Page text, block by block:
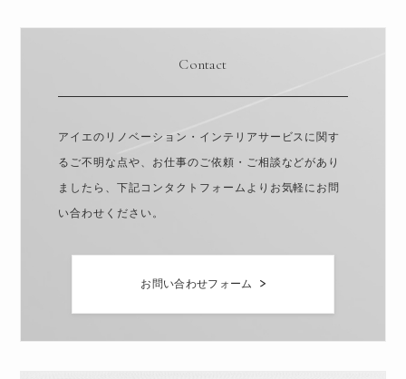
Contact
アイエのリノベーション・インテリアサービスに関す
るご不明な点や、お仕事のご依頼・ご相談などがあり
ましたら、下記コンタクトフォームよりお気軽にお問
い合わせください。
お問い合わせフォーム